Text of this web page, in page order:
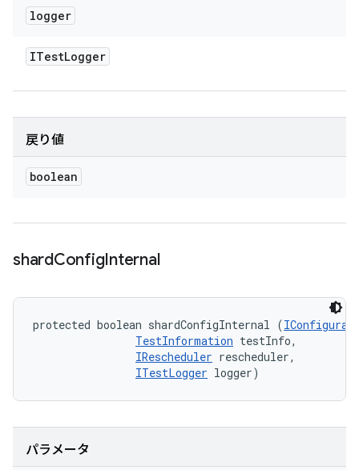
logger
ITestLogger
戻り値
boolean
shardConfigInternal
protected boolean shardConfigInternal (
TestInformation testInfo,
IRescheduler rescheduler,
ITestLogger logger)
パラメータ